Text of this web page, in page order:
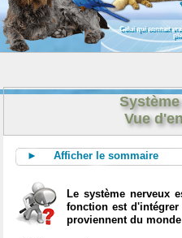
Celui qui connait
Vue
► Afficher le sommaire
Le système nerveux
fonction est d'intégrer
proviennent du